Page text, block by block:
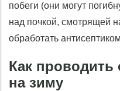
побеги (они могут
над почкой, смотрящей
обработать
Как проводить
на зиму